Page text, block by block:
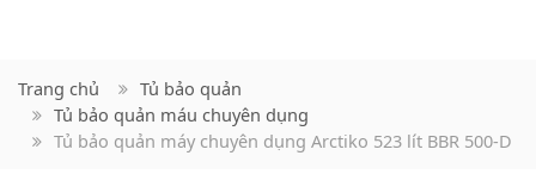
Trang chủ
Tủ bảo quản
Tủ bảo quản máu chuyên dụng
Tủ bảo quản máy chuyên dụng Arctiko 523 lít BBR 500-D